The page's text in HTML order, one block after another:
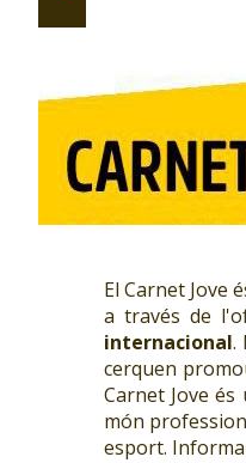
El Carnet Jove
a través de
internacional.
cerquen
Carnet Jove
món
esport.